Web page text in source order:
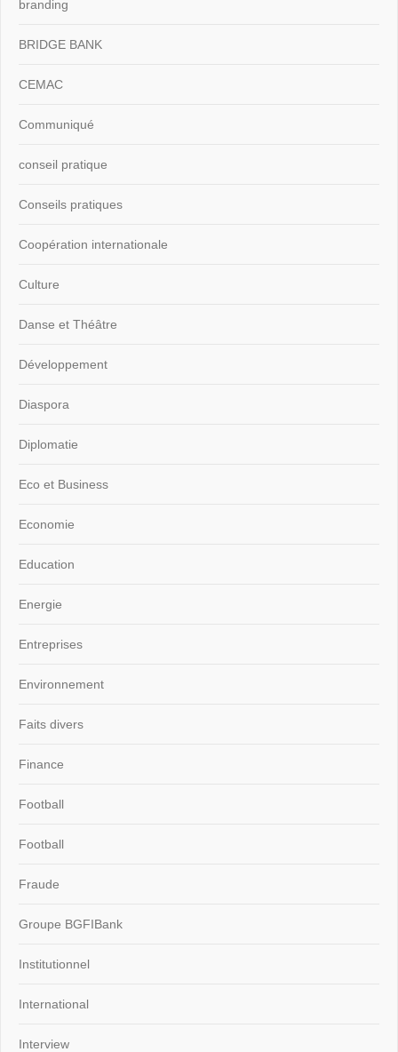
branding
BRIDGE BANK
CEMAC
Communiqué
conseil pratique
Conseils pratiques
Coopération internationale
Culture
Danse et Théâtre
Développement
Diaspora
Diplomatie
Eco et Business
Economie
Education
Energie
Entreprises
Environnement
Faits divers
Finance
Football
Football
Fraude
Groupe BGFIBank
Institutionnel
International
Interview